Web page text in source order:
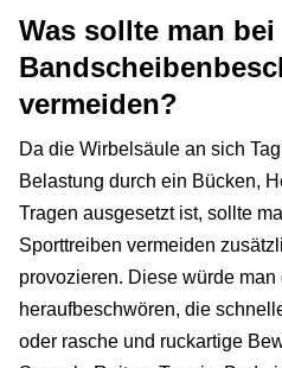
Was sollte man
vermeiden?
Da die Wirbelsäule an sich
Belastung durch ein Bücken,
Tragen ausgesetzt ist, sollte
Sporttreiben vermeiden
provozieren. Diese würde man
heraufbeschwören, die
oder rasche und ruckartige